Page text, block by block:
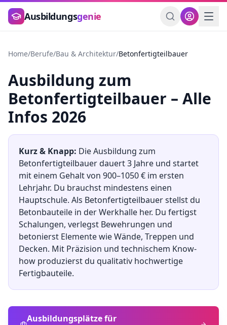
Zum Hauptinhalt springen
Ausbildungsgenie
Home/Berufe/Bau & Architektur/Betonfertigteilbauer
Ausbildung zum
Betonfertigteilbauer – Alle
Infos 2026
Kurz & Knapp: Die Ausbildung zum
Betonfertigteilbauerdauert3 Jahre und startet
mit einem Gehalt von 900–1050€ im ersten
Lehrjahr. Du brauchst mindestens einen
Hauptschule. Als Betonfertigteilbauer stellst du
Betonbauteile in der Werkhalle her. Du fertigst
Schalungen, verlegst Bewehrungen und
betonierst Elemente wie Wände, Treppen und
Decken. Mit Präzision und technischem Know-
how produzierst du qualitativ hochwertige
Fertigbauteile.
Ausbildungsplätze für